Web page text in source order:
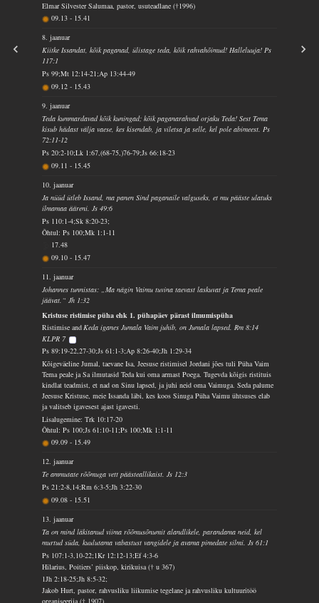
Elmar Silvester Salumaa, pastor, usuteadlane (†1996)
09.13- 15.41
8. jaanuar
Kiitke Issandat, kõik paganad, ülistage teda, kõik rahvahõimud! Halleluuja! Ps
117:1
Ps 99;Mt 12:14-21;Ap 13:44-49
09.12- 15.43
9. jaanuar
Teda kummardavad kõik kuningad; kõik paganarahvad orjaku Teda! Sest Tema
kisub hädast välja vaese, kes kisendab, ja viletsa ja selle, kel pole abimeest. Ps
72:11-12
Ps 20:2-10;Lk 1:67,(68-75,)76-79;Js 66:18-23
09.11- 15.45
10. jaanuar
Ja nüüd ütleb Issand, ma panen Sind paganaile valguseks, et mu pääste ulatuks
ilmamaa ääreni. Js 49:6
Ps 110:1-4;Sk 8:20-23;
Õhtul: Ps 100;Mk 1:1-11
17.48
09.10- 15.47
11. jaanuar
Johannes tunnistas: „Ma nägin Vaimu tuvina taevast laskuvat ja Tema peale
jäävat.“ Jh 1:32
Kristuse ristimise püha ehk 1. pühapäev pärast ilmumispüha
Ristimise andKeda iganes Jumala Vaim juhib, on Jumala lapsed. Rm 8:14
KLPR 7
Ps 89:19-22,27-30;Js 61:1-3;Ap 8:26-40;Jh 1:29-34
Kõigeväeline Jumal, taevane Isa, Jeesuse ristimisel Jordani jões tuli Püha Vaim
Tema peale ja Sa ilmutasid Teda kui oma armast Poega. Tugevda kõigis ristituis
kindlat teadmist, et nad on Sinu lapsed, ja juhi neid oma Vaimuga. Seda palume
Jeesuse Kristuse, meie Issanda läbi, kes koos Sinuga Püha Vaimu ühtsuses elab
ja valitseb igavesest ajast igavesti.
Lisalugemine: Trk 10:17-20
Õhtul: Ps 100;Js 61:10-11;Ps 100;Mk 1:1-11
09.09- 15.49
12. jaanuar
Te ammutate rõõmuga vett päästeallikaist. Js 12:3
Ps 21:2-8,14;Rm 6:3-5;Jh 3:22-30
09.08- 15.51
13. jaanuar
Ta on mind läkitanud viima rõõmusõnumit alandlikele, parandama neid, kel
murtud süda, kuulutama vabastust vangidele ja avama pimedate silmi. Js 61:1
Ps 107:1-3,10-22;1Kr 12:12-13;Ef 4:3-6
Hilarius, Poitiers’ piiskop, kirikuisa († u 367)
1Jh 2:18-25;Jh 8:5-32;
Jakob Hurt, pastor, rahvusliku liikumise tegelane ja rahvusliku kultuuritöö
organiseerija († 1907)